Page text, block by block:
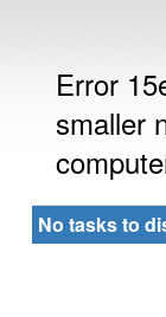
Error
smaller
No tasks to